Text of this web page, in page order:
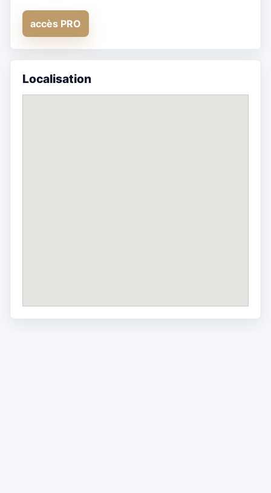
accès PRO
Localisation